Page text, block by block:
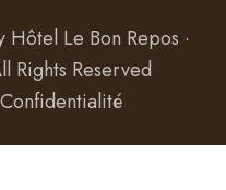
Hôtel Le Bon Repos ·
Rights Reserved
Confidentialité